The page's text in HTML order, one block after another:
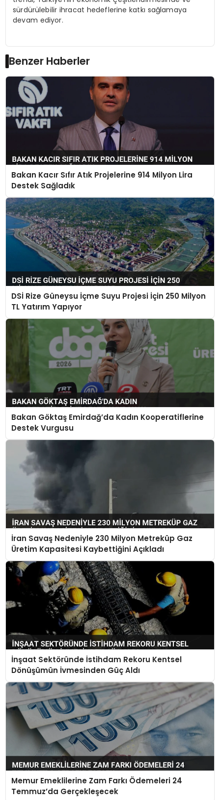
sürdürülebilir ihracat hedeflerine katkı sağlamaya
devam ediyor.
Benzer Haberler
Bakan Kacır Sıfır Atık Projelerine 914 Milyon Lira
Destek Sağladık
DSİ Rize Güneysu İçme Suyu Projesi İçin 250 Milyon
TL Yatırım Yapıyor
Bakan Göktaş Emirdağ’da Kadın Kooperatiflerine
Destek Vurgusu
İran Savaş Nedeniyle 230 Milyon Metreküp Gaz
Üretim Kapasitesi Kaybettiğini Açıkladı
İnşaat Sektöründe İstihdam Rekoru Kentsel
Dönüşümün İvmesinden Güç Aldı
Memur Emeklilerine Zam Farkı Ödemeleri 24
Temmuz’da Gerçekleşecek